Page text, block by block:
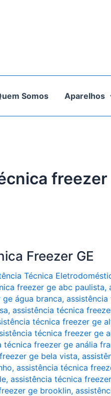
Somos Aparelhos
freezer
Freezer GE
Técnica
freezer ge abc paulista,
água branca,
, assistência técnica
técnica freezer ge
técnica freezer ge
técnica freezer ge anália
ge bela vista,
, assistência técnica
, assistência técnica
ge brooklin,